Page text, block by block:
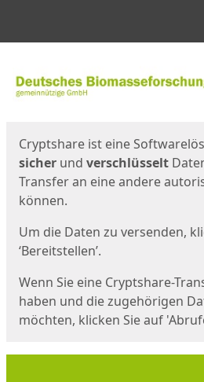
Cryptshare ist eine
sicher und verschlüsselt
Transfer an eine andere
können.
Um die Daten zu versenden,
‘Bereitstellen’.
Wenn Sie eine Cryptshare-
haben und die zugehörigen
möchten, klicken Sie auf